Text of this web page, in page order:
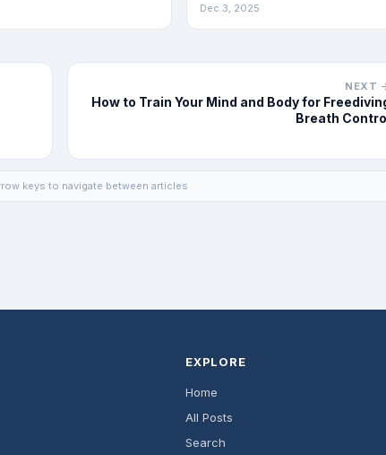
Dec 3, 2025
NEXT
How to Train Your Mind and Body for
Breath
keys to navigate between articles
EXPLORE
Home
All Posts
Search